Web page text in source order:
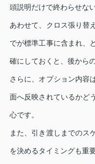
頭説明だけで終わらせな
あわせて、クロス張り替
でが標準工事に含まれ、
確にしておくと、後から
さらに、オプション内容
面へ反映されているかど
心です。
また、引き渡しまでのス
を決めるタイミングも重